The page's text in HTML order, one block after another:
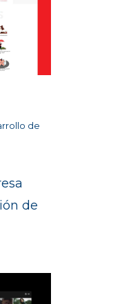
de
de